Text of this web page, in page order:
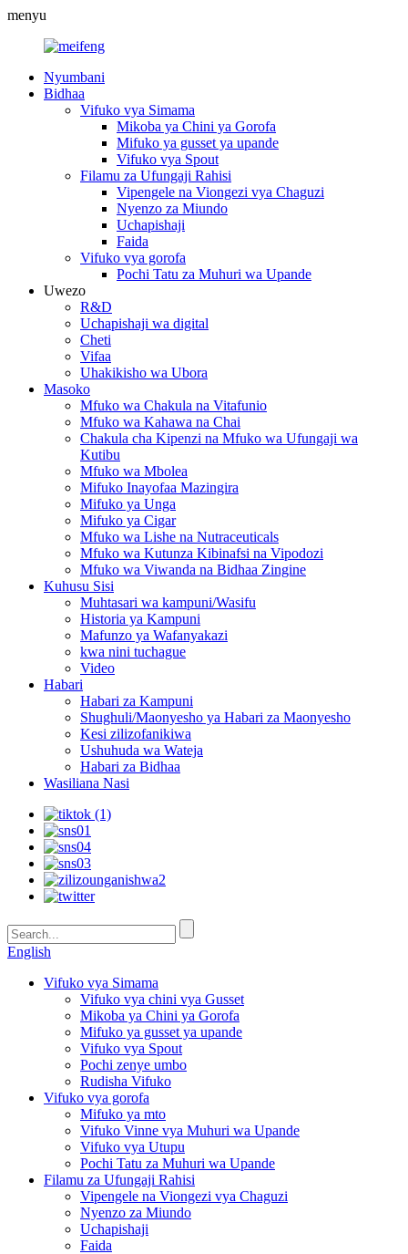
menyu
Nyumbani
Bidhaa
Vifuko vya Simama
Mikoba ya Chini ya Gorofa
Mifuko ya gusset ya upande
Vifuko vya Spout
Filamu za Ufungaji Rahisi
Vipengele na Viongezi vya Chaguzi
Nyenzo za Miundo
Uchapishaji
Faida
Vifuko vya gorofa
Pochi Tatu za Muhuri wa Upande
Uwezo
R&D
Uchapishaji wa digital
Cheti
Vifaa
Uhakikisho wa Ubora
Masoko
Mfuko wa Chakula na Vitafunio
Mfuko wa Kahawa na Chai
Chakula cha Kipenzi na Mfuko wa Ufungaji wa
Kutibu
Mfuko wa Mbolea
Mifuko Inayofaa Mazingira
Mifuko ya Unga
Mifuko ya Cigar
Mfuko wa Lishe na Nutraceuticals
Mfuko wa Kutunza Kibinafsi na Vipodozi
Mfuko wa Viwanda na Bidhaa Zingine
Kuhusu Sisi
Muhtasari wa kampuni/Wasifu
Historia ya Kampuni
Mafunzo ya Wafanyakazi
kwa nini tuchague
Video
Habari
Habari za Kampuni
Shughuli/Maonyesho ya Habari za Maonyesho
Kesi zilizofanikiwa
Ushuhuda wa Wateja
Habari za Bidhaa
Wasiliana Nasi
English
Vifuko vya Simama
Vifuko vya chini vya Gusset
Mikoba ya Chini ya Gorofa
Mifuko ya gusset ya upande
Vifuko vya Spout
Pochi zenye umbo
Rudisha Vifuko
Vifuko vya gorofa
Mifuko ya mto
Vifuko Vinne vya Muhuri wa Upande
Vifuko vya Utupu
Pochi Tatu za Muhuri wa Upande
Filamu za Ufungaji Rahisi
Vipengele na Viongezi vya Chaguzi
Nyenzo za Miundo
Uchapishaji
Faida